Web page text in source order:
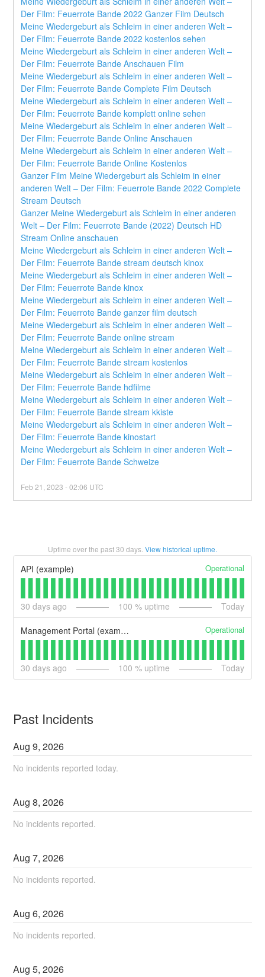
Der Film: Feuerrote Bande 2022 Ganzer Film Deutsch
Meine Wiedergeburt als Schleim in einer anderen Welt –
Der Film: Feuerrote Bande 2022 kostenlos sehen
Meine Wiedergeburt als Schleim in einer anderen Welt –
Der Film: Feuerrote Bande Anschauen Film
Meine Wiedergeburt als Schleim in einer anderen Welt –
Der Film: Feuerrote Bande Complete Film Deutsch
Meine Wiedergeburt als Schleim in einer anderen Welt –
Der Film: Feuerrote Bande komplett online sehen
Meine Wiedergeburt als Schleim in einer anderen Welt –
Der Film: Feuerrote Bande Online Anschauen
Meine Wiedergeburt als Schleim in einer anderen Welt –
Der Film: Feuerrote Bande Online Kostenlos
Ganzer Film Meine Wiedergeburt als Schleim in einer
anderen Welt – Der Film: Feuerrote Bande 2022 Complete
Stream Deutsch
Ganzer Meine Wiedergeburt als Schleim in einer anderen
Welt – Der Film: Feuerrote Bande (2022) Deutsch HD
Stream Online anschauen
Meine Wiedergeburt als Schleim in einer anderen Welt –
Der Film: Feuerrote Bande stream deutsch kinox
Meine Wiedergeburt als Schleim in einer anderen Welt –
Der Film: Feuerrote Bande kinox
Meine Wiedergeburt als Schleim in einer anderen Welt –
Der Film: Feuerrote Bande ganzer film deutsch
Meine Wiedergeburt als Schleim in einer anderen Welt –
Der Film: Feuerrote Bande online stream
Meine Wiedergeburt als Schleim in einer anderen Welt –
Der Film: Feuerrote Bande stream kostenlos
Meine Wiedergeburt als Schleim in einer anderen Welt –
Der Film: Feuerrote Bande hdfilme
Meine Wiedergeburt als Schleim in einer anderen Welt –
Der Film: Feuerrote Bande stream kkiste
Meine Wiedergeburt als Schleim in einer anderen Welt –
Der Film: Feuerrote Bande kinostart
Meine Wiedergeburt als Schleim in einer anderen Welt –
Der Film: Feuerrote Bande Schweize
Feb21 ,2023 -02:06 UTC
Uptime over the past30 days. View historical uptime.
API (example) Operational
30 days ago 100 % uptime Today
Management Portal (example) Operational
30 days ago 100 % uptime Today
Past Incidents
Aug9,2026
No incidents reported today.
Aug8,2026
No incidents reported.
Aug7,2026
No incidents reported.
Aug6,2026
No incidents reported.
Aug5,2026